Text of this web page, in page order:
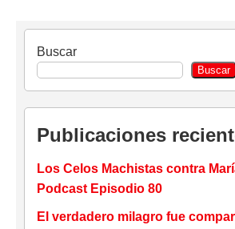
Buscar
Buscar
Publicaciones
Los Celos Machistas contra
Podcast Episodio 80
El verdadero milagro fue